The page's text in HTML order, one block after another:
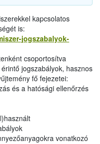
kapcsolatos
is:
jogszabalyok-
csoportosítva
jogszabályok, hasznos
fő fejezetei:
és a hatósági ellenőrzés
vonatkozó